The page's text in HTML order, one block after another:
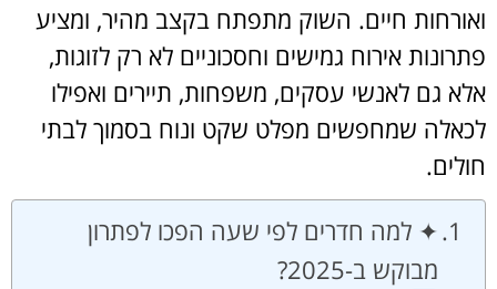
ואורחות חיים. השוק מתפתח בקצב מהיר, ומציע
פתרונות אירוח גמישים וחסכוניים לא רק לזוגות,
אלא גם לאנשי עסקים, משפחות, תיירים ואפילו
לכאלה שמחפשים מפלט שקט ונוח בסמוך לבתי
חולים.
✦ למה חדרים לפי שעה הפכו לפתרון
מבוקש ב-2025?